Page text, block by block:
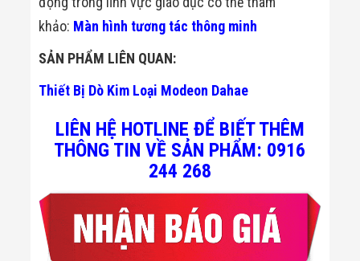
Flycam
Máy Soi Hành
Lý (X-Ray)
Cổng Phân Làn
Khuôn Mặt
Hệ Thống Điện
Nhẹ
Thiết Bị Theo
khảo: Màn hình tương tác thông minh
SẢN PHẨM LIÊN QUAN:
Thiết Bị Dò Kim Loại Modeon Dahae
LIÊN HỆ HOTLINE ĐỂ BIẾT THÊM
THÔNG TIN VỀ SẢN PHẨM: 0916
244 268